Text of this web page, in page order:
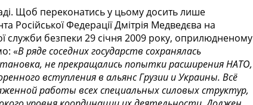
Щоб переконатись у цьому досить лише
Росій­ської Федерації Дмітрія Медведєва на
служби безпеки 29 січня 2009 року, оприлюдненому
«В ряде соседних государств сохранялась
не прекращались попытки расширения НАТО,
вступления в альянс Грузии и Украины. Всё
работы всех специальных силовых структур,